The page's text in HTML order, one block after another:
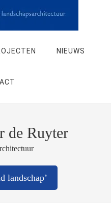
NIEUWS
de Ruyter
landschap’